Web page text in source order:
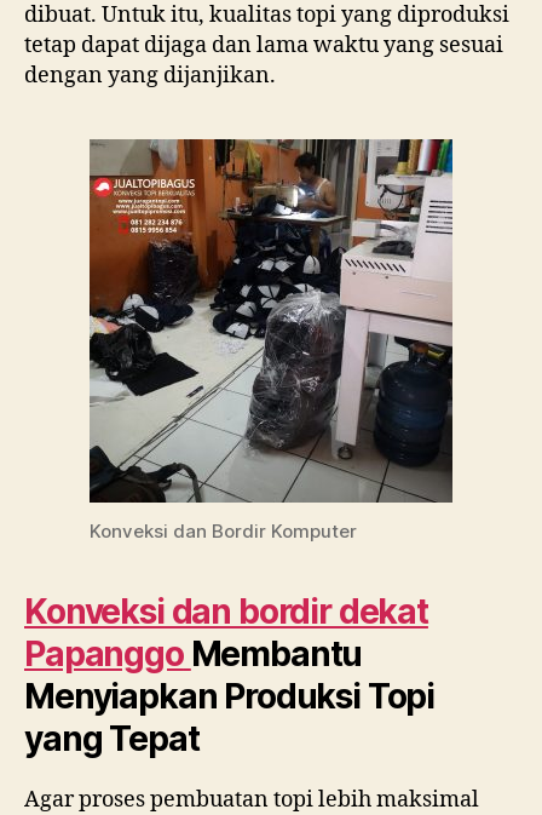
dibuat. Untuk itu, kualitas topi yang diproduksi
tetap dapat dijaga dan lama waktu yang sesuai
dengan yang dijanjikan.
Konveksi dan Bordir Komputer
Konveksi dan bordir dekat
Papanggo Membantu
Menyiapkan Produksi Topi
yang Tepat
Agar proses pembuatan topi lebih maksimal